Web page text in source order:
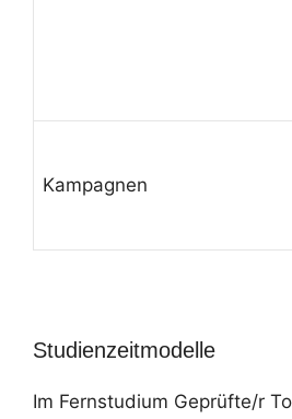
Kampagnen
Studienzeitmodelle
Im Fernstudium Geprüfte/r